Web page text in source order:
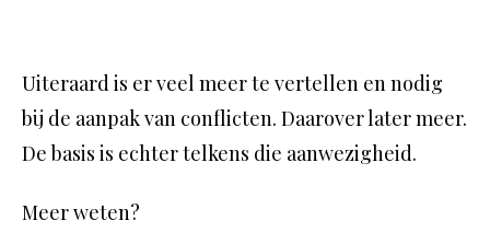
Uiteraard is er veel meer te vertellen en nodig
bij de aanpak van conflicten. Daarover later meer.
De basis is echter telkens die aanwezigheid.
Meer weten?